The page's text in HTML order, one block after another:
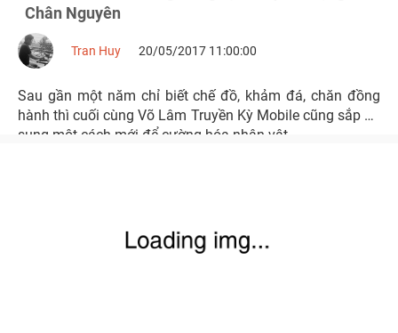
Chân Nguyên
Tran Huy 20/05/2017 11:00:00
Sau gần một năm chỉ biết chế đồ, khảm đá, chăn đồng
hành thì cuối cùng Võ Lâm Truyền Kỳ Mobile cũng sắp bổ
sung một cách mới để cường hóa nhân vật.